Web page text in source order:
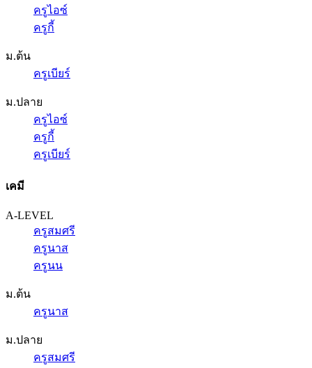
ครูไอซ์
ครูกี้
ม.ต้น
ครูเบียร์
ม.ปลาย
ครูไอซ์
ครูกี้
ครูเบียร์
เคมี
A-LEVEL
ครูสมศรี
ครูนาส
ครูนน
ม.ต้น
ครูนาส
ม.ปลาย
ครูสมศรี